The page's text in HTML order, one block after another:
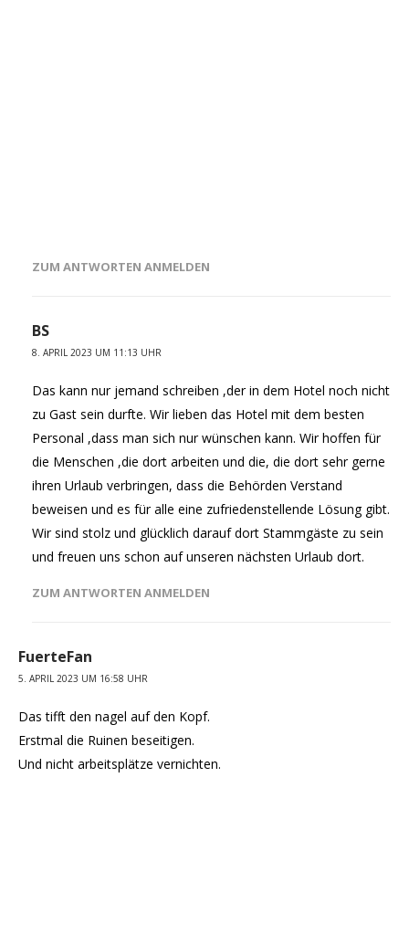
ZUM ANTWORTEN ANMELDEN
BS
8. APRIL 2023 UM 11:13 UHR
Das kann nur jemand schreiben ,der in dem Hotel noch nicht
zu Gast sein durfte. Wir lieben das Hotel mit dem besten
Personal ,dass man sich nur wünschen kann. Wir hoffen für
die Menschen ,die dort arbeiten und die, die dort sehr gerne
ihren Urlaub verbringen, dass die Behörden Verstand
beweisen und es für alle eine zufriedenstellende Lösung gibt.
Wir sind stolz und glücklich darauf dort Stammgäste zu sein
und freuen uns schon auf unseren nächsten Urlaub dort.
ZUM ANTWORTEN ANMELDEN
FuerteFan
5. APRIL 2023 UM 16:58 UHR
Das tifft den nagel auf den Kopf.
Erstmal die Ruinen beseitigen.
Und nicht arbeitsplätze vernichten.